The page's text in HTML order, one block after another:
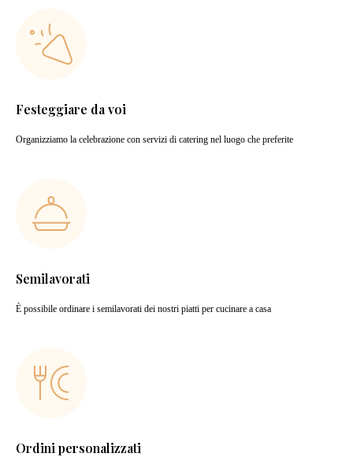
Festeggiare da voi
Organizziamo la celebrazione con servizi di catering nel luogo che preferite
Semilavorati
È possibile ordinare i semilavorati dei nostri piatti per cucinare a casa
Ordini personalizzati